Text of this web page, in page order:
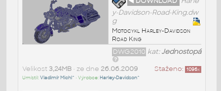
y-Davidson-Road-King.dw
g
Motocykl Harley-Davidson
Road King
kat:Jednostopá
DWG2010
Staženo: 1096x
Velikost3,24MB• ze dne 26.06.2009
Umístil:Vladimír Michl^ • Výrobce: Harley-Davidson^